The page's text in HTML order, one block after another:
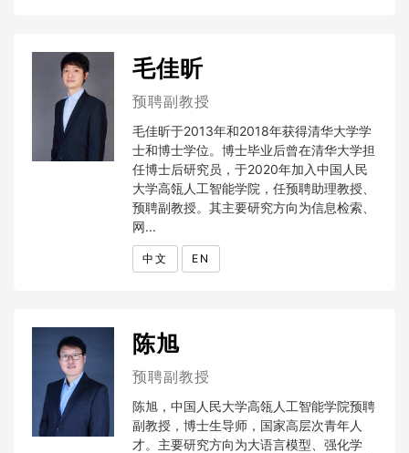
毛佳昕
预聘副教授
毛佳昕于2013年和2018年获得清华大学学
士和博士学位。博士毕业后曾在清华大学担
任博士后研究员，于2020年加入中国人民
大学高瓴人工智能学院，任预聘助理教授、
预聘副教授。其主要研究方向为信息检索、
网...
中文 EN
陈旭
预聘副教授
陈旭，中国人民大学高瓴人工智能学院预聘
副教授，博士生导师，国家高层次青年人
才。主要研究方向为大语言模型、强化学